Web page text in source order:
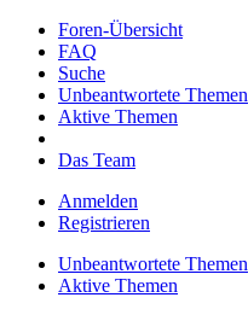
Foren-Übersicht
FAQ
Suche
Unbeantwortete Themen
Aktive Themen
Das Team
Anmelden
Registrieren
Unbeantwortete Themen
Aktive Themen